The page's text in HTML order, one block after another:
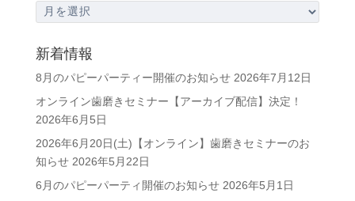
ー
カ
イ
ブ
新着情報
8月のパピーパーティー開催のお知らせ 2026年7月12日
オンライン歯磨きセミナー【アーカイブ配信】決定！
2026年6月5日
2026年6月20日(土)【オンライン】歯磨きセミナーのお
知らせ 2026年5月22日
6月のパピーパーティ開催のお知らせ 2026年5月1日